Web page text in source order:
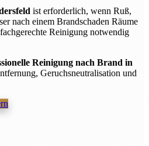
ist erforderlich, wenn Ruß,
nach einem Brandschaden Räume
Reinigung notwendig
Reinigung nach Brand in
Geruchsneutralisation und